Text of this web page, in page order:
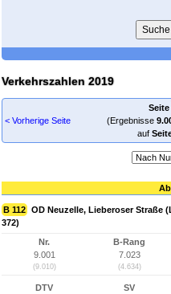
Verkehrszahlen 2019
< Vorherige Seite
Seite
(Ergebnisse
auf
B 112 OD Neuzelle, Lieberoser Straße
372)
Nr.
9.001
(9.010)
B-Rang
7.023
(4.634)
DTV
SV